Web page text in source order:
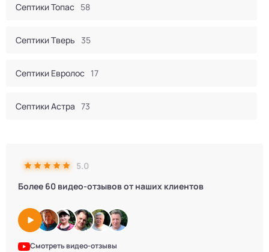
Септики Топас 58
Септики Тверь 35
Септики Евролос 17
Септики Астра 73
Септики КИТ 44
Септики Итал
5.0
Более 60 видео-отзывов от наших клиентов
Смотреть видео-отзывы